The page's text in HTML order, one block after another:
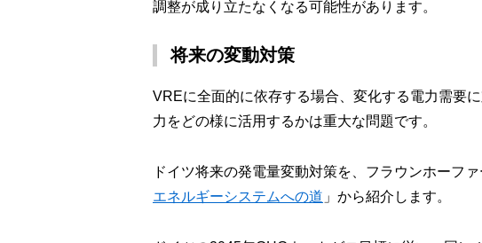
調整が成り立たなくなる可能性があります。
将来の変動対策
VREに全面的に依存する場合、変化する電力需要
力をどの様に活用するかは重大な問題です。
ドイツ将来の発電量変動対策を、フラウンホーフ
エネルギーシステムへの道 」から紹介します。